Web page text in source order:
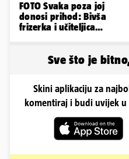
FOTO Svaka poza joj
donosi prihod: Bivša
frizerka i učiteljica
Sve što je
Skini aplikaciju za
komentiraj i budi uvijek